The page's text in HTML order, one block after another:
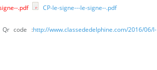
.pdf CP-le-signe---le-signe--.pdf
Qr code :http://www.classededelphine.com/2016/06/l-